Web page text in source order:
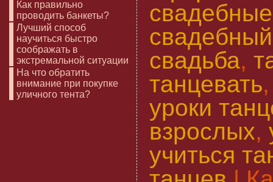
Как правильно
проводить банкеты?
Лучший способ
научиться быстро
соображать в
экстремальной ситуации
На что обратить
внимание при покупке
уличного тента?
свадьба,
танцевать
уроки
взрослых,
учиться